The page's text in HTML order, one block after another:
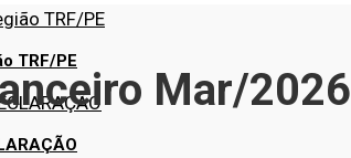
TRF/PE
Mar/2026